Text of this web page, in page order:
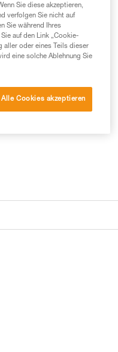
Sie diese akzeptieren,
verfolgen Sie nicht auf
Sie während Ihres
auf den Link „Cookie-
aller oder eines Teils dieser
eine solche Ablehnung Sie
Alle Cookies akzeptieren